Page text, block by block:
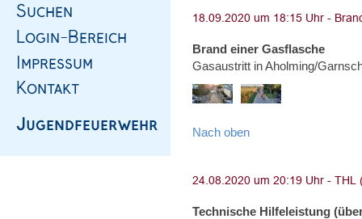
Brand einer Gasflasche
Gasaustritt in Aholming/
Nach oben
Technische Hilfeleistung